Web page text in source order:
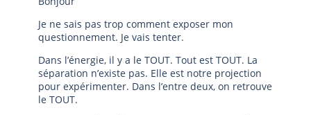
Je ne sais pas trop comment exposer mon
questionnement. Je vais tenter.
Dans l’énergie, il y a le TOUT. Tout est TOUT. La
séparation n’existe pas. Elle est notre projection
pour expérimenter. Dans l’entre deux, on retrouve
le TOUT.